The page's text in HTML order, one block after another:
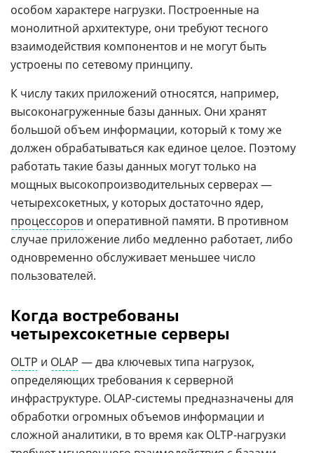
особом характере нагрузки. Построенные на
монолитной архитектуре, они требуют тесного
взаимодействия компонентов и не могут быть
устроены по сетевому принципу.
К числу таких приложений относятся, например,
высоконагруженные базы данных. Они хранят
большой объем информации, который к тому же
должен обрабатываться как единое целое. Поэтому
работать такие базы данных могут только на
мощных высокопроизводительных серверах —
четырехсокетных, у которых достаточно ядер,
процессоров и оперативной памяти. В противном
случае приложение либо медленно работает, либо
одновременно обслуживает меньшее число
пользователей.
Когда востребованы
четырехсокетные серверы
OLTP и OLAP — два ключевых типа нагрузок,
определяющих требования к серверной
инфраструктуре. OLAP-системы предназначены для
обработки огромных объемов информации и
сложной аналитики, в то время как OLTP-нагрузки